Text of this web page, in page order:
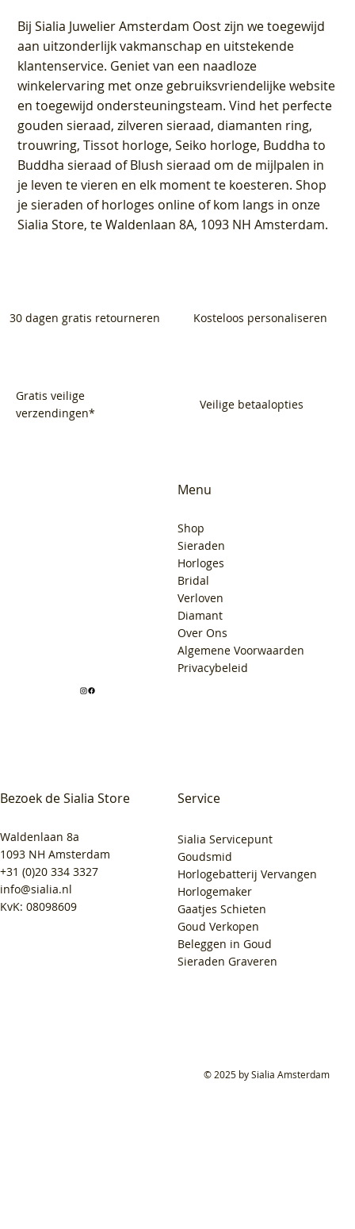
BijSialia Juwelier Amsterdam Oostzijn we toegewijd
aan uitzonderlijk vakmanschap en uitstekende
klantenservice. Geniet van een naadloze
winkelervaring met onze gebruiksvriendelijke website
en toegewijd ondersteuningsteam. Vind het perfecte
gouden sieraad, zilveren sieraad, diamanten ring,
trouwring, Tissot horloge, Seiko horloge, Buddha to
Buddha sieraad of Blush sieraad om de mijlpalen in
je leven te vieren en elk moment te koesteren. Shop
je sieraden of horloges online of kom langs in onze
Sialia Store, te Waldenlaan 8A, 1093 NH Amsterdam.
30 dagen gratis retourneren Kosteloos personaliseren
Gratis veilige
verzendingen*
Veilige betaalopties
Bezoek de Sialia Store
Waldenlaan 8a
1093 NH Amsterdam
+31 (0)20 334 3327
info@sialia.nl
KvK: 08098609
Menu
Shop
Sieraden
Horloges
Bridal
Verloven
Diamant
Over Ons
Algemene Voorwaarden
Privacybeleid
Service
Sialia Servicepunt
Goudsmid
Horlogebatterij Vervangen
Horlogemaker
Gaatjes Schieten
Goud Verkopen
Beleggen in Goud
Sieraden Graveren
© 2025 by Sialia Amsterdam